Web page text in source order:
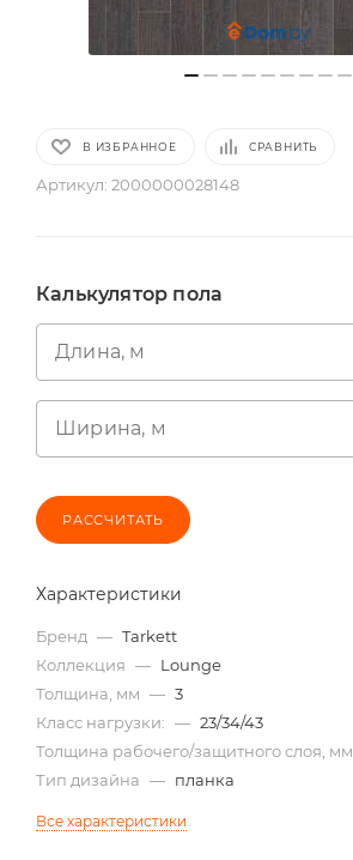
В ИЗБРАННОЕ СРАВНИТЬ
Артикул: 2000000028148
Калькулятор пола
Длина, м
Ширина, м
РАССЧИТАТЬ
Характеристики
Бренд — Tarkett
Коллекция — Lounge
Толщина, мм — 3
Класс нагрузки: — 23/34/43
Толщина рабочего/защитного слоя, мм
Тип дизайна — планка
Все характеристики